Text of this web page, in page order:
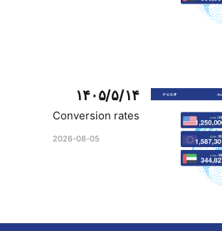
۱۴۰۵/۵/۱۴
Conversion rates
2026-08-05